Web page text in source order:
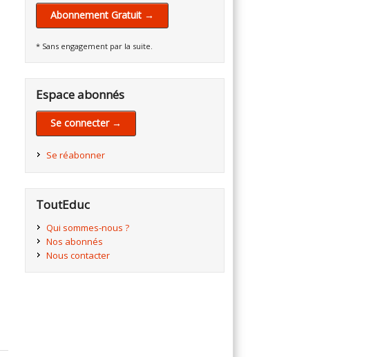
Abonnement Gratuit →
* Sans engagement par la suite.
Espace abonnés
Se connecter →
Se réabonner
ToutEduc
Qui sommes-nous ?
Nos abonnés
Nous contacter